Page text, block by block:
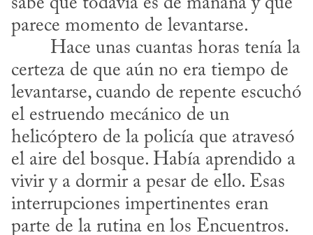
parece momento de levantarse.
certeza de que aún no era tiempo de
levantarse, cuando de repente escuchó
el estruendo mecánico de un
helicóptero de la policía que atravesó
el aire del bosque. Había aprendido a
vivir y a dormir a pesar de ello. Esas
interrupciones impertinentes eran
parte de la rutina en los Encuentros.